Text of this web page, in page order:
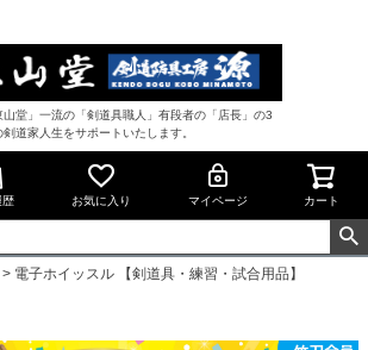
堂」一流の「剣道具職人」有段者の「店長」の3
道家人生をサポートいたします。
歴 お気に入り マイページ カート
電子ホイッスル 【剣道具・練習・試合用品】